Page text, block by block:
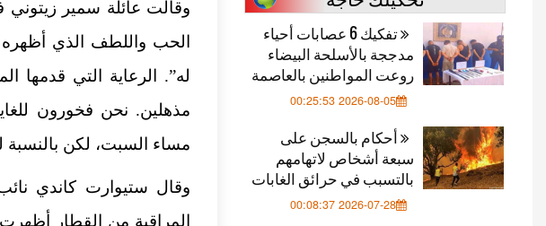
وقالت عائلة سمير زيتوني
الحب واللطف الذي أظهره
مذهلين. نحن فخورون
مساء السبت، لكن بالنسبة
وقال ستيوارت كاندي
المراقبة من القطار
تفكيك 6 عصابات أحياء
مدججة بالأسلحة البيضاء
روعت المواطنين بالعاصمة
2026-08-05 00:25:53
أحكام بالسجن على
سبعة أشخاص لاتهامهم
بالتسبب في حرائق الغابات
2026-07-28 00:08:37